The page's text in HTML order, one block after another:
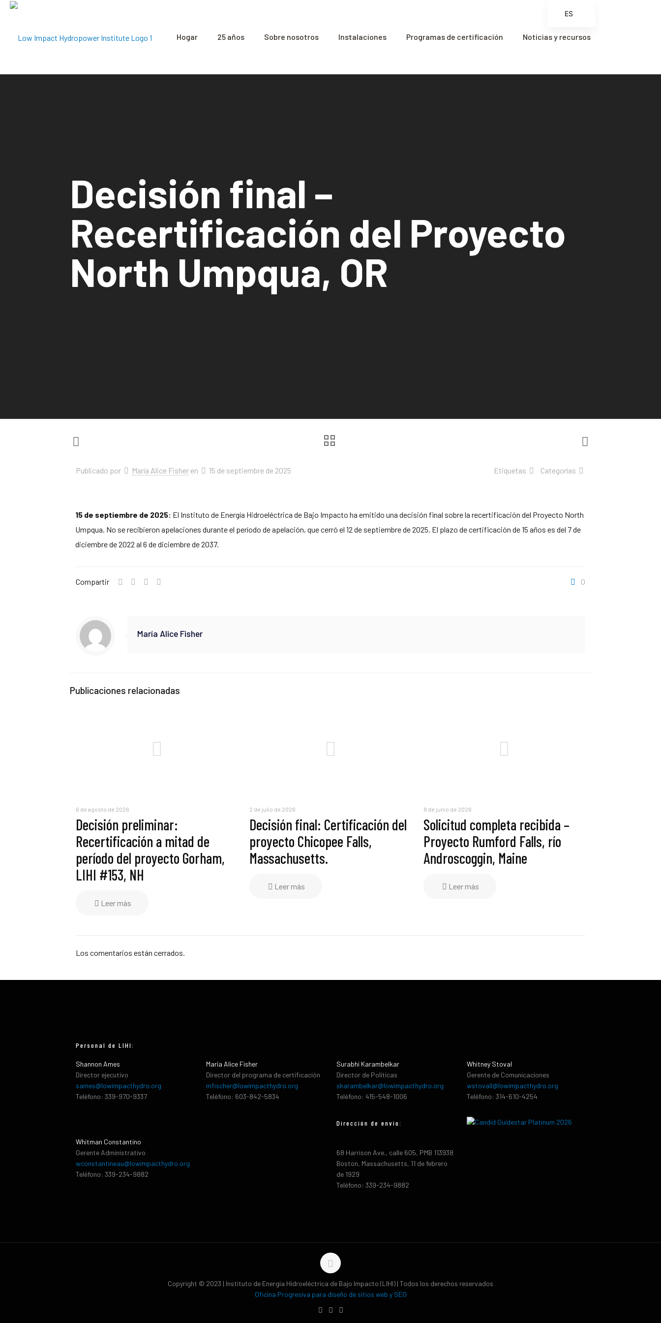
Hogar 25 años Sobre nosotros Instalaciones Programas de certificación Noticias y recursos
Decisión final –
Recertificación del Proyecto
North Umpqua, OR
Publicado por María Alice Fisher en 15 de septiembre de 2025 Categorías
Etiquetas
15 de septiembre de 2025: El Instituto de Energía Hidroeléctrica de Bajo Impacto ha emitido una decisión final sobre la recertificación del Proyecto North
Umpqua. No se recibieron apelaciones durante el período de apelación, que cerró el 12 de septiembre de 2025. El plazo de certificación de 15 años es del 7 de
diciembre de 2022 al 6 de diciembre de 2037.
Compartir 0
María Alice Fisher
Publicaciones relacionadas
6 de agosto de 2026
Decisión preliminar:
Recertificación a mitad de
período del proyecto Gorham,
LIHI #153, NH
Leer más
2 de julio de 2026
Decisión final: Certificación del
proyecto Chicopee Falls,
Massachusetts.
Leer más
9 de junio de 2026
Solicitud completa recibida –
Proyecto Rumford Falls, río
Androscoggin, Maine
Leer más
Los comentarios están cerrados.
Personal de LIHI:
Shannon Ames
Director ejecutivo
sames@lowimpacthydro.org
Teléfono: 339-970-9337
Whitman Constantino
Gerente Administrativo
wconstantineau@lowimpacthydro.org
Teléfono: 339-234-9882
María Alice Fisher
Director del programa de certificación
mfischer@lowimpacthydro.org
Teléfono: 603-842-5834
Surabhi Karambelkar
Director de Políticas
skarambelkar@lowimpacthydro.org
Teléfono: 415-548-1006
Dirección de envio:
68 Harrison Ave., calle 605, PMB 113938
Boston, Massachusetts, 11 de febrero
de 1929
Teléfono: 339-234-9882
Whitney Stoval
Gerente de Comunicaciones
wstovall@lowimpacthydro.org
Teléfono: 314-610-4254
Copyright © 2023 | Instituto de Energía Hidroeléctrica de Bajo Impacto (LIHI) | Todos los derechos reservados
Oficina Progresiva para diseño de sitios web y SEO
ES